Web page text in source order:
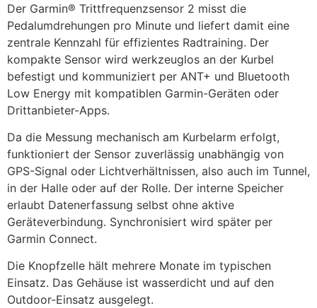
Der Garmin® Trittfrequenzsensor 2 misst die
Pedalumdrehungen pro Minute und liefert damit eine
zentrale Kennzahl für effizientes Radtraining. Der
kompakte Sensor wird werkzeuglos an der Kurbel
befestigt und kommuniziert per ANT+ und Bluetooth
Low Energy mit kompatiblen Garmin-Geräten oder
Drittanbieter-Apps.
Da die Messung mechanisch am Kurbelarm erfolgt,
funktioniert der Sensor zuverlässig unabhängig von
GPS-Signal oder Lichtverhältnissen, also auch im Tunnel,
in der Halle oder auf der Rolle. Der interne Speicher
erlaubt Datenerfassung selbst ohne aktive
Geräteverbindung. Synchronisiert wird später per
Garmin Connect.
Die Knopfzelle hält mehrere Monate im typischen
Einsatz. Das Gehäuse ist wasserdicht und auf den
Outdoor-Einsatz ausgelegt.